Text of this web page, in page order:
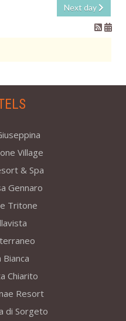
Next day
Village
& Spa
Gennaro
Tritone
Bianca
Chiarito
Resort
di Sorgeto